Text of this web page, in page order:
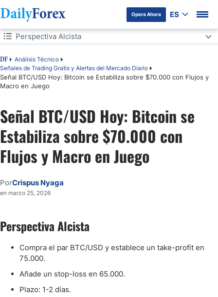
Opera Ahora ES
Tabla de contenidos
DF
Análisis Técnico
Señales de Trading Gratis y Alertas del Mercado Diario
Señal BTC/USD Hoy: Bitcoin se Estabiliza sobre $70.000 con Flujos y
Macro en Juego
Perspectiva Alcista
Perspectiva Alcista
Perspectiva Bajista
Señal BTC/USD Hoy: Bitcoin se
Estabiliza sobre $70.000 con
Flujos y Macro en Juego
PorCrispus Nyaga
en marzo 25, 2026
Perspectiva Alcista
Compra el par BTC/USD y establece un take-profit en
75.000.
Añade un stop-loss en 65.000.
Plazo: 1-2 días.